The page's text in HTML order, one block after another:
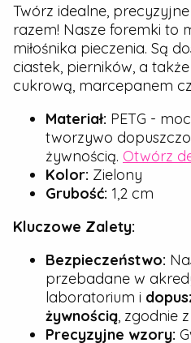
Twórz idealne,
razem! Nasze foremki to
miłośnika pieczenia. Są
ciastek, pierników, a
cukrową, marcepanem
Materiał: PETG -
tworzywo
żywnością. Otwórz
Kolor: Zielony
Grubość: 1,2 cm
Kluczowe Zalety:
Bezpieczeństwo:
przebadane w
laboratorium i
żywnością , zgodnie
Precyzyjne wzory: